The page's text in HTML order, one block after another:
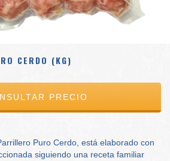
CERDO (KG)
Puro Cerdo, está elaborado con
siguiendo una receta familiar